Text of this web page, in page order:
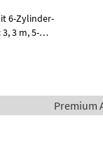
Premium